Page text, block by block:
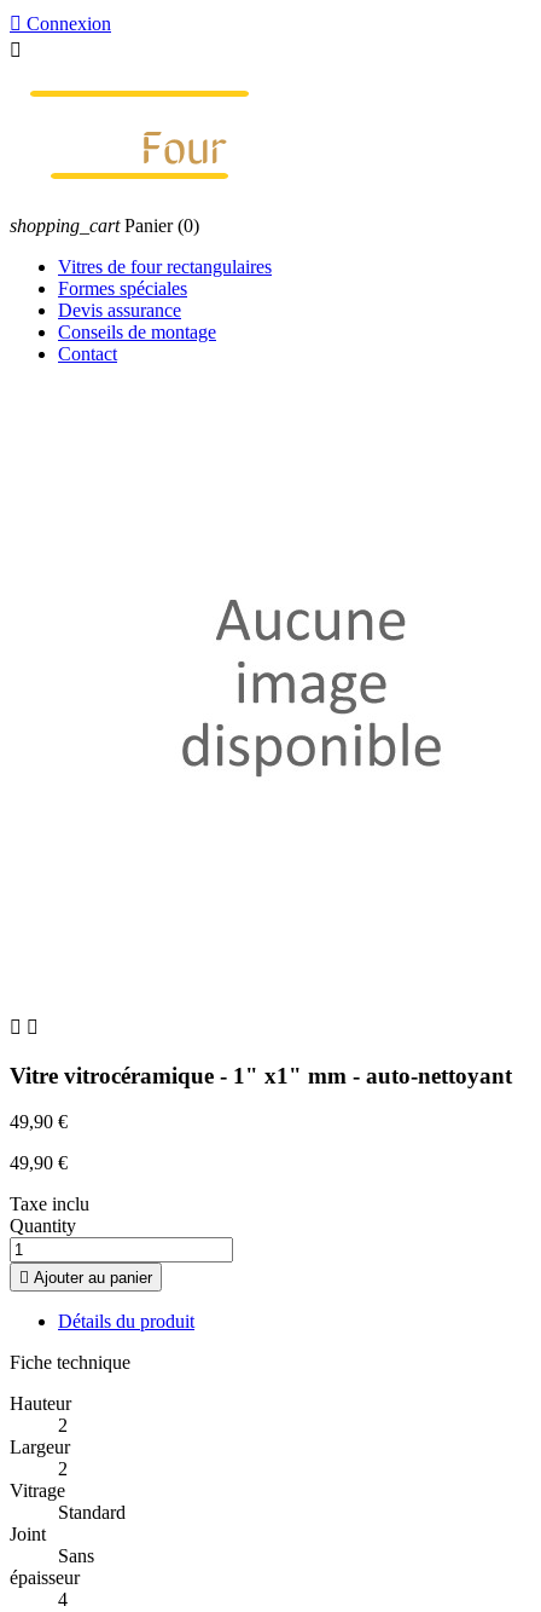
 Connexion

shopping_cart Panier (0)
Vitres de four rectangulaires
Formes spéciales
Devis assurance
Conseils de montage
Contact
 
Vitre vitrocéramique - 1" x1" mm - auto-nettoyant
49,90 €
49,90 €
Taxe inclu
Quantity
 Ajouter au panier
Détails du produit
Fiche technique
Hauteur
2
Largeur
2
Vitrage
Standard
Joint
Sans
épaisseur
4